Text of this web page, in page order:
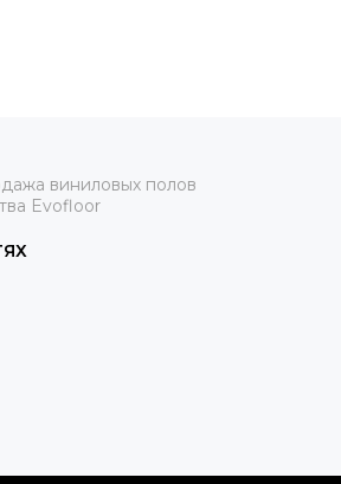
виниловых полов
Evofloor